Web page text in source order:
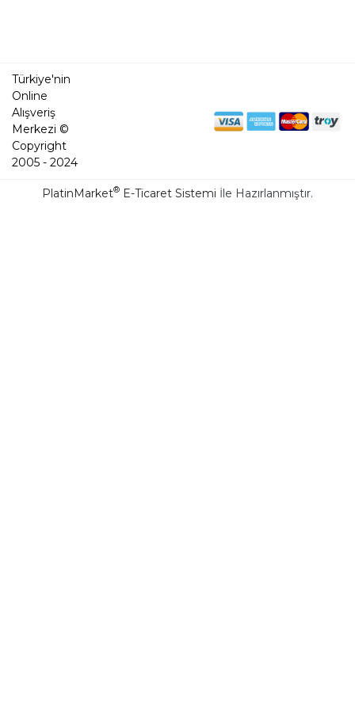
Türkiye'nin
Online
Alışveriş
Merkezi ©
Copyright
2005 - 2024
PlatinMarket® E-Ticaret Sistemi İle Hazırlanmıştır.